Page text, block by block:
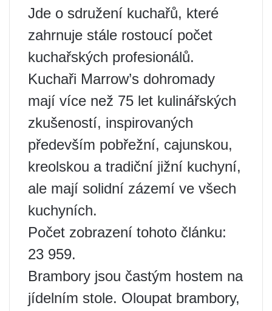
Jde o sdružení kuchařů, které
zahrnuje stále rostoucí počet
kuchařských profesionálů.
Kuchaři Marrow’s dohromady
mají více než 75 let kulinářských
zkušeností, inspirovaných
především pobřežní, cajunskou,
kreolskou a tradiční jižní kuchyní,
ale mají solidní zázemí ve všech
kuchyních.
Počet zobrazení tohoto článku:
23 959.
Brambory jsou častým hostem na
jídelním stole. Oloupat brambory,